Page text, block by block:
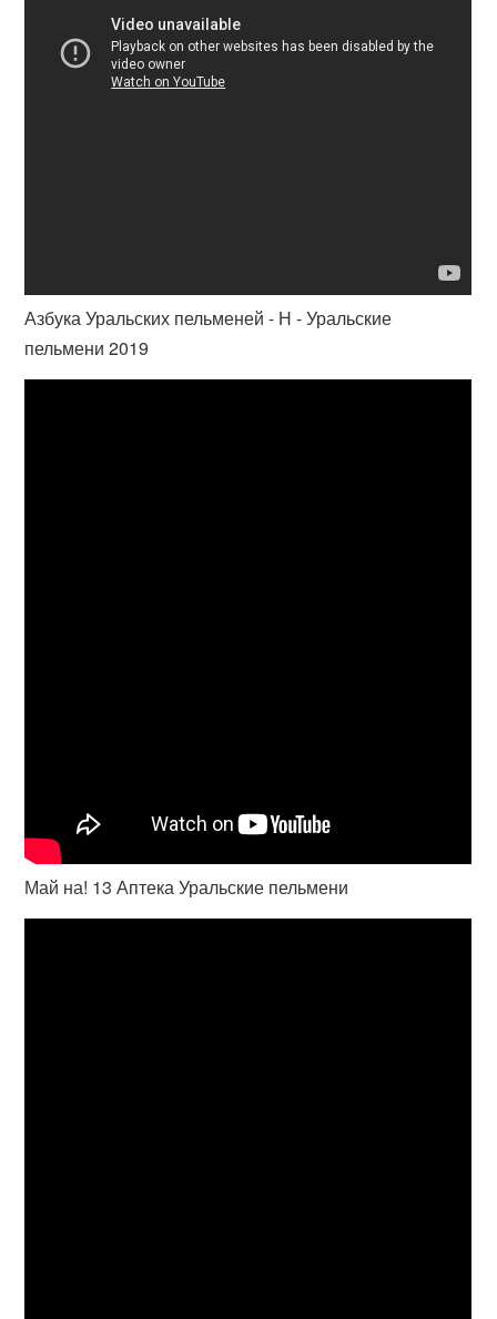
Азбука Уральских пельменей - Н - Уральские
пельмени 2019
Май на! 13 Аптека Уральские пельмени